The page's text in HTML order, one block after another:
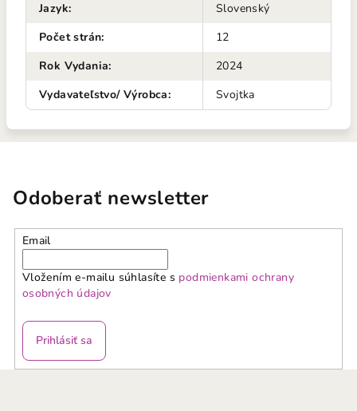
Jazyk:
Slovenský
Počet strán:
12
Rok Vydania:
2024
Vydavateľstvo/ Výrobca: Svojtka
Odoberať newsletter
Email
Vložením e-mailu súhlasíte s podmienkami ochrany
osobných údajov
Prihlásiť sa